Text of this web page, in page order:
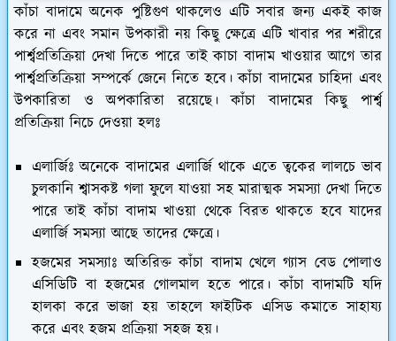
কাঁচা বাদামে অনেক পুষ্টিগুণ থাকলেও এটি সবার জন্য একই কাজ
করে না এবং সমান উপকারী নয় কিছু ক্ষেত্রে এটি খাবার পর শরীরে
পার্শ্বপ্রতিক্রিয়া দেখা দিতে পারে তাই কাচা বাদাম খাওয়ার আগে তার
পার্শ্বপ্রতিক্রিয়া সম্পর্কে জেনে নিতে হবে। কাঁচা বাদামের চাহিদা এবং
উপকারিতা ও অপকারিতা রয়েছে। কাঁচা বাদামের কিছু পার্শ্ব
প্রতিক্রিয়া নিচে দেওয়া হলঃ
এলার্জিঃ অনেকে বাদামের এলার্জি থাকে এতে ত্বকের লালচে ভাব
চুলকানি শ্বাসকষ্ট গলা ফুলে যাওয়া সহ মারাত্মক সমস্যা দেখা দিতে
পারে তাই কাঁচা বাদাম খাওয়া থেকে বিরত থাকতে হবে যাদের
এলার্জি সমস্যা আছে তাদের ক্ষেত্রে।
হজমের সমস্যাঃ অতিরিক্ত কাঁচা বাদাম খেলে গ্যাস বেড পোলাও
এসিডিটি বা হজমের গোলমাল হতে পারে। কাঁচা বাদামটি যদি
হালকা করে ভাজা হয় তাহলে ফাইটিক এসিড কমাতে সাহায্য
করে এবং হজম প্রক্রিয়া সহজ হয়।